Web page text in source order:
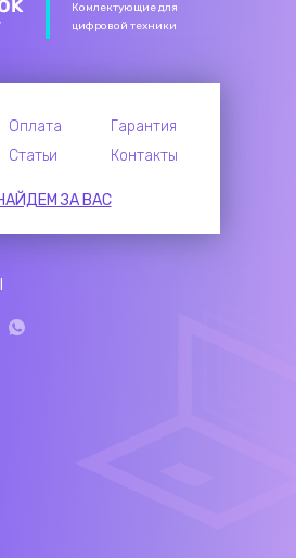
Комлектующие для
цифровой техники
Оплата
Гарантия
Статьи Контакты
ЗА ВАС